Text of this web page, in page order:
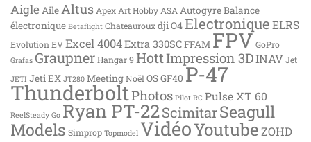
Aigle AileAltus Apex Art Hobby ASA AutogyreBalance
électronique Betaflight Chateaurouxdji O4Electronique ELRS
Evolution EVExcel 4004Extra 330SCFFAM FPVGoPro
Grafas GraupnerHangar 9 HottImpression 3DINAVJet
JETI Jeti EX JT280 MeetingNoël OS GF40 P-47
ThunderboltPhotos Pilot RC Pulse XT 60
ReelSteady Go Ryan PT-22ScimitarSeagull
Models Simprop Topmodel VidéoYoutube ZOHD